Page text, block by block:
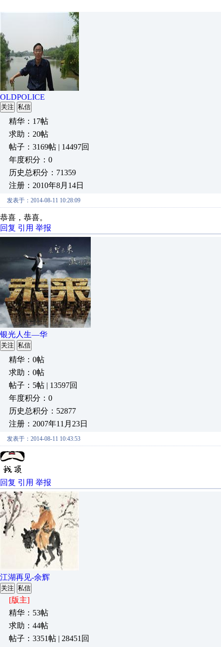
OLDPOLICE
关注 私信
精华：17帖
求助：20帖
帖子：3169帖 | 14497回
年度积分：0
历史总积分：71359
注册：2010年8月14日
发表于：2014-08-11 10:28:09
恭喜，恭喜。
回复 引用 举报
银光人生—华
关注 私信
精华：0帖
求助：0帖
帖子：5帖 | 13597回
年度积分：0
历史总积分：52877
注册：2007年11月23日
发表于：2014-08-11 10:43:53
回复 引用 举报
江湖再见-余辉
关注 私信
[版主]
精华：53帖
求助：44帖
帖子：3351帖 | 28451回